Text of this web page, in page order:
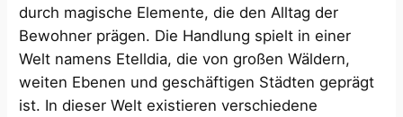
durch magische Elemente, die den Alltag der
Bewohner prägen. Die Handlung spielt in einer
Welt namens Etelldia, die von großen Wäldern,
weiten Ebenen und geschäftigen Städten geprägt
ist. In dieser Welt existieren verschiedene